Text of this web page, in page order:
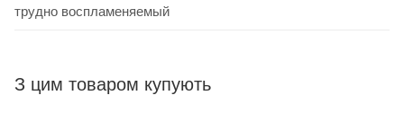
трудно воспламеняемый
З цим товаром купують